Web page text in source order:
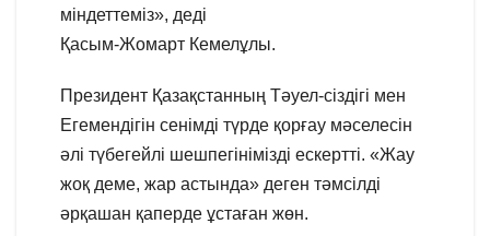
міндеттеміз», деді
Қасым-Жомарт Кемелұлы.
Президент Қазақстанның Тәуел-сіздігі мен
Егемендігін сенімді түрде қорғау мәселесін
әлі түбегейлі шешпегінімізді ескертті. «Жау
жоқ деме, жар астында» деген тәмсілді
әрқашан қаперде ұстаған жөн.